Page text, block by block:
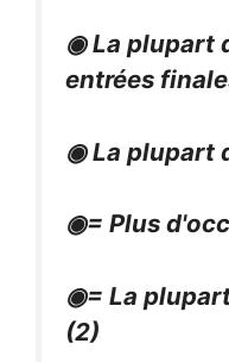
◉ La plupart
entrées
◉ La plupart
◉= Plus
◉= La
(2)